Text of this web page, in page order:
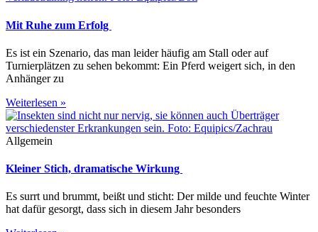
Mit Ruhe zum Erfolg
Es ist ein Szenario, das man leider häufig am Stall oder auf
Turnierplätzen zu sehen bekommt: Ein Pferd weigert sich, in den
Anhänger zu
Weiterlesen »
Allgemein
Kleiner Stich, dramatische Wirkung
Es surrt und brummt, beißt und sticht: Der milde und feuchte Winter
hat dafür gesorgt, dass sich in diesem Jahr besonders